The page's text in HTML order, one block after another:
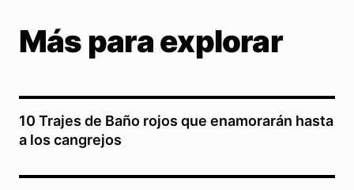
Más para explorar
10 Trajes de Baño rojos que enamorarán hasta
a los cangrejos